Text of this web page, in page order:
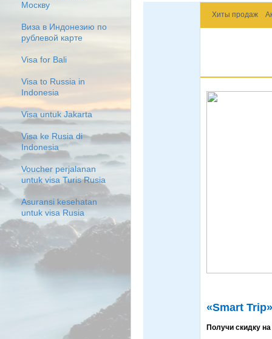
Хиты продаж
«Smart
Получи скидку
Москву
Виза в Индонезию по
рублевой карте
Visa for Bali
Visa to Russia in
Indonesia
Visa untuk Jakarta
Visa ke Rusia di
Indonesia
Voucher perjalanan
untuk visa Turis Rusia
Asuransi kesehatan
untuk visa Rusia